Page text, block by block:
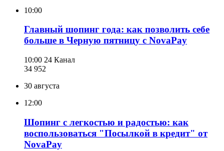
10:00
Главный шопинг года: как позволить себе
больше в Черную пятницу с NovaPay
10:00 24 Канал
34 952
30 августа
12:00
Шопинг с легкостью и радостью: как
воспользоваться "Посылкой в кредит" от
NovaPay